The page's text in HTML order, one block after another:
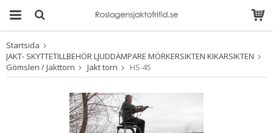
Produkten har blivit
tillagd i varukorgen
Startsida
JAKT- SKYTTETILLBEHÖR LJUDDÄMPARE MÖRKERSIKTEN KIKARSIKTEN
Gömslen / Jakttorn
Jakt torn HS-45